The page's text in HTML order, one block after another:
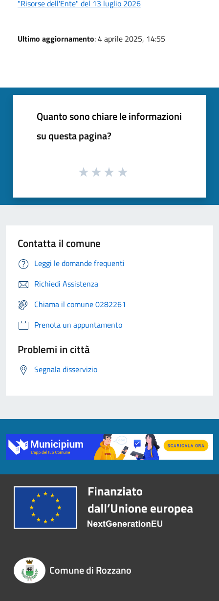
"Risorse dell'Ente" del 13 luglio 2026
Ultimo aggiornamento: 4 aprile 2025, 14:55
Quanto sono chiare le informazioni
su questa pagina?
Contatta il comune
Leggi le domande frequenti
Richiedi Assistenza
Chiama il comune 0282261
Prenota un appuntamento
Problemi in città
Segnala disservizio
Comune di Rozzano